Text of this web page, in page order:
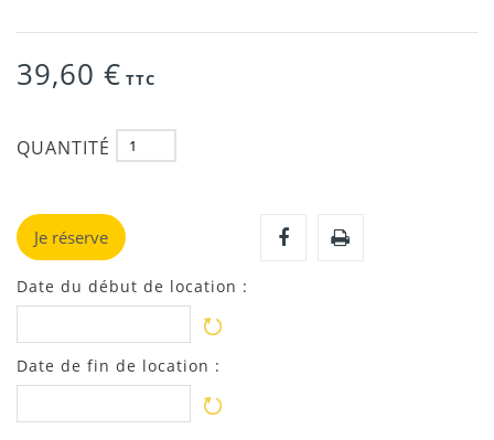
39,60 € TTC
QUANTITÉ
Je réserve
Date du début de location :
Date de fin de location :